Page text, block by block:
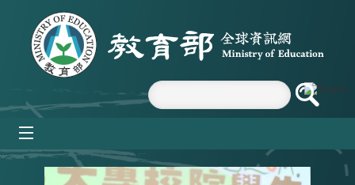
跳到主要內容區塊
:::